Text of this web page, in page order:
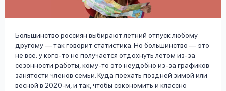
Большинство россиян выбирают летний отпуск любому
другому — так говорит статистика. Но большинство — это
не все: у кого-то не получается отдохнуть летом из-за
сезонности работы, кому-то это неудобно из-за графиков
занятости членов семьи. Куда поехать поздней зимой или
весной в 2020-м, и так, чтобы сэкономить и классно
Оформить заявку
Ответы
на